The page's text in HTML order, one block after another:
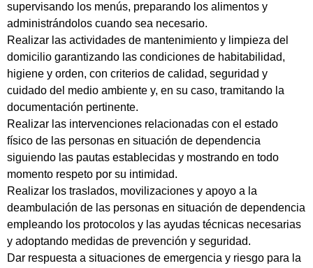
supervisando los menús, preparando los alimentos y
administrándolos cuando sea necesario.
Realizar las actividades de mantenimiento y limpieza del
domicilio garantizando las condiciones de habitabilidad,
higiene y orden, con criterios de calidad, seguridad y
cuidado del medio ambiente y, en su caso, tramitando la
documentación pertinente.
Realizar las intervenciones relacionadas con el estado
físico de las personas en situación de dependencia
siguiendo las pautas establecidas y mostrando en todo
momento respeto por su intimidad.
Realizar los traslados, movilizaciones y apoyo a la
deambulación de las personas en situación de dependencia
empleando los protocolos y las ayudas técnicas necesarias
y adoptando medidas de prevención y seguridad.
Dar respuesta a situaciones de emergencia y riesgo para la